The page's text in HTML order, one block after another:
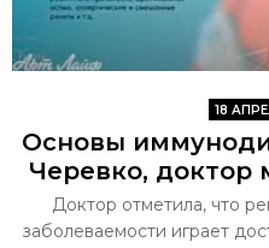
18
Основы
Черевко, доктор
Доктор отметила, что
заболеваемости играет